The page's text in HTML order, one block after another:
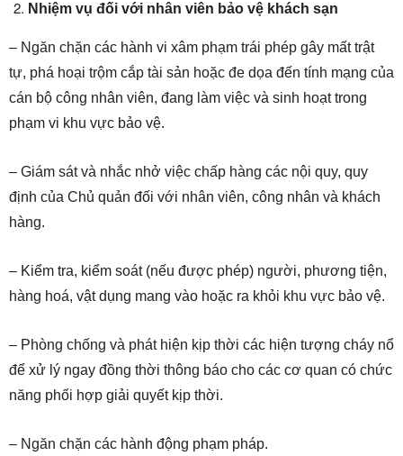
Nhiệm vụ đối với nhân viên bảo vệ khách sạn
– Ngăn chặn các hành vi xâm phạm trái phép gây mất trật
tự, phá hoại trộm cắp tài sản hoặc đe dọa đến tính mạng của
cán bộ công nhân viên, đang làm việc và sinh hoạt trong
phạm vi khu vực bảo vệ.
– Giám sát và nhắc nhở việc chấp hàng các nội quy, quy
định của Chủ quản đối với nhân viên, công nhân và khách
hàng.
– Kiểm tra, kiểm soát (nếu được phép) người, phương tiện,
hàng hoá, vật dụng mang vào hoặc ra khỏi khu vực bảo vệ.
– Phòng chống và phát hiện kịp thời các hiện tượng cháy nổ
để xử lý ngay đồng thời thông báo cho các cơ quan có chức
năng phối hợp giải quyết kịp thời.
– Ngăn chặn các hành động phạm pháp.